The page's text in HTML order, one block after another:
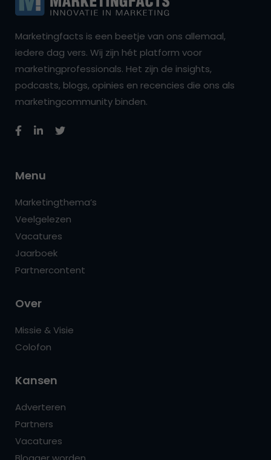
Marketingfacts is een beetje van ons allemaal,
iedere dag vers. Wij zijn hét platform voor
marketingprofessionals. Het zijn de insights,
podcasts, blogs, opinies en recencies die ons als
marketingcommunity binden.
Menu
Marketingthema’s
Veelgelezen
Vacatures
Jaarboek
Partnercontent
Over
Missie & Visie
Colofon
Kansen
Adverteren
Partners
Vacatures